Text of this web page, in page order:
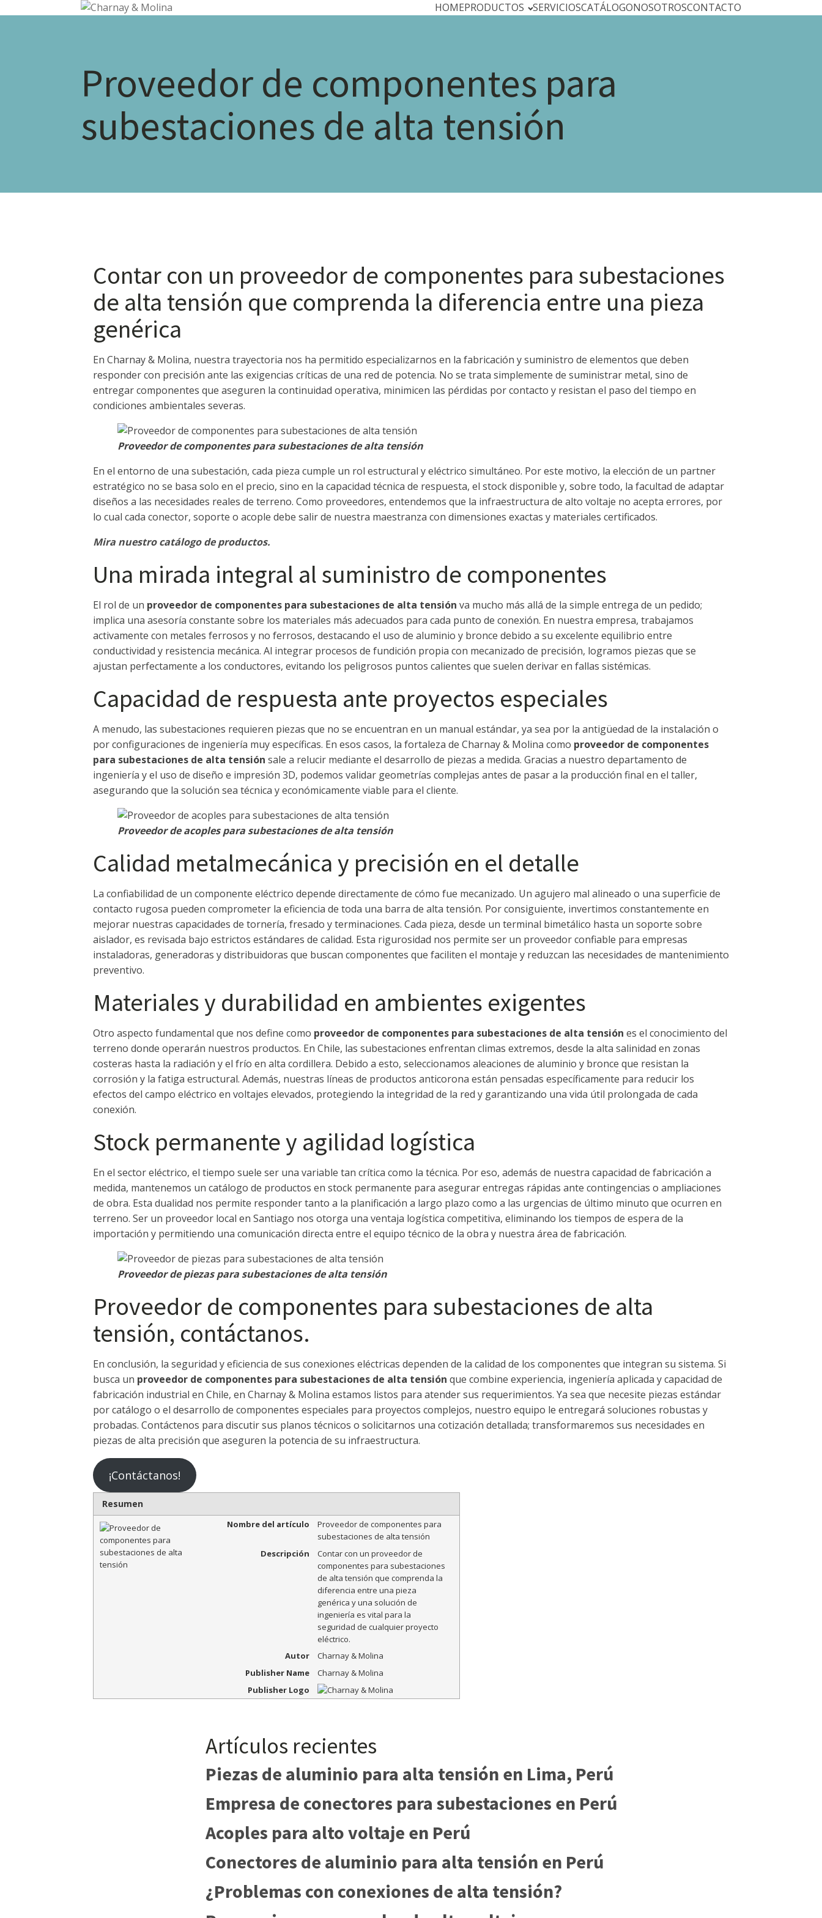
HOMEPRODUCTOS SERVICIOSCATÁLOGONOSOTROSCONTACTO
Proveedor de componentes para
subestaciones de alta tensión
Contar con un proveedor de componentes para subestaciones
de alta tensión que comprenda la diferencia entre una pieza
genérica
En Charnay & Molina, nuestra trayectoria nos ha permitido especializarnos en la fabricación y suministro de elementos que deben
responder con precisión ante las exigencias críticas de una red de potencia. No se trata simplemente de suministrar metal, sino de
entregar componentes que aseguren la continuidad operativa, minimicen las pérdidas por contacto y resistan el paso del tiempo en
condiciones ambientales severas.
Proveedor de componentes para subestaciones de alta tensión
En el entorno de una subestación, cada pieza cumple un rol estructural y eléctrico simultáneo. Por este motivo, la elección de un partner
estratégico no se basa solo en el precio, sino en la capacidad técnica de respuesta, el stock disponible y, sobre todo, la facultad de adaptar
diseños a las necesidades reales de terreno. Como proveedores, entendemos que la infraestructura de alto voltaje no acepta errores, por
lo cual cada conector, soporte o acople debe salir de nuestra maestranza con dimensiones exactas y materiales certificados.
Mira nuestro catálogo de productos.
Una mirada integral al suministro de componentes
El rol de un proveedor de componentes para subestaciones de alta tensión va mucho más allá de la simple entrega de un pedido;
implica una asesoría constante sobre los materiales más adecuados para cada punto de conexión. En nuestra empresa, trabajamos
activamente con metales ferrosos y no ferrosos, destacando el uso de aluminio y bronce debido a su excelente equilibrio entre
conductividad y resistencia mecánica. Al integrar procesos de fundición propia con mecanizado de precisión, logramos piezas que se
ajustan perfectamente a los conductores, evitando los peligrosos puntos calientes que suelen derivar en fallas sistémicas.
Capacidad de respuesta ante proyectos especiales
A menudo, las subestaciones requieren piezas que no se encuentran en un manual estándar, ya sea por la antigüedad de la instalación o
por configuraciones de ingeniería muy específicas. En esos casos, la fortaleza de Charnay & Molina como proveedor de componentes
para subestaciones de alta tensión sale a relucir mediante el desarrollo de piezas a medida. Gracias a nuestro departamento de
ingeniería y el uso de diseño e impresión 3D, podemos validar geometrías complejas antes de pasar a la producción final en el taller,
asegurando que la solución sea técnica y económicamente viable para el cliente.
Proveedor de acoples para subestaciones de alta tensión
Calidad metalmecánica y precisión en el detalle
La confiabilidad de un componente eléctrico depende directamente de cómo fue mecanizado. Un agujero mal alineado o una superficie de
contacto rugosa pueden comprometer la eficiencia de toda una barra de alta tensión. Por consiguiente, invertimos constantemente en
mejorar nuestras capacidades de tornería, fresado y terminaciones. Cada pieza, desde un terminal bimetálico hasta un soporte sobre
aislador, es revisada bajo estrictos estándares de calidad. Esta rigurosidad nos permite ser un proveedor confiable para empresas
instaladoras, generadoras y distribuidoras que buscan componentes que faciliten el montaje y reduzcan las necesidades de mantenimiento
preventivo.
Materiales y durabilidad en ambientes exigentes
Otro aspecto fundamental que nos define como proveedor de componentes para subestaciones de alta tensión es el conocimiento del
terreno donde operarán nuestros productos. En Chile, las subestaciones enfrentan climas extremos, desde la alta salinidad en zonas
costeras hasta la radiación y el frío en alta cordillera. Debido a esto, seleccionamos aleaciones de aluminio y bronce que resistan la
corrosión y la fatiga estructural. Además, nuestras líneas de productos anticorona están pensadas específicamente para reducir los
efectos del campo eléctrico en voltajes elevados, protegiendo la integridad de la red y garantizando una vida útil prolongada de cada
conexión.
Stock permanente y agilidad logística
En el sector eléctrico, el tiempo suele ser una variable tan crítica como la técnica. Por eso, además de nuestra capacidad de fabricación a
medida, mantenemos un catálogo de productos en stock permanente para asegurar entregas rápidas ante contingencias o ampliaciones
de obra. Esta dualidad nos permite responder tanto a la planificación a largo plazo como a las urgencias de último minuto que ocurren en
terreno. Ser un proveedor local en Santiago nos otorga una ventaja logística competitiva, eliminando los tiempos de espera de la
importación y permitiendo una comunicación directa entre el equipo técnico de la obra y nuestra área de fabricación.
Proveedor de piezas para subestaciones de alta tensión
Proveedor de componentes para subestaciones de alta
tensión, contáctanos.
En conclusión, la seguridad y eficiencia de sus conexiones eléctricas dependen de la calidad de los componentes que integran su sistema. Si
busca un proveedor de componentes para subestaciones de alta tensión que combine experiencia, ingeniería aplicada y capacidad de
fabricación industrial en Chile, en Charnay & Molina estamos listos para atender sus requerimientos. Ya sea que necesite piezas estándar
por catálogo o el desarrollo de componentes especiales para proyectos complejos, nuestro equipo le entregará soluciones robustas y
probadas. Contáctenos para discutir sus planos técnicos o solicitarnos una cotización detallada; transformaremos sus necesidades en
piezas de alta precisión que aseguren la potencia de su infraestructura.
¡Contáctanos!
Resumen
Nombre del artículo
Proveedor de componentes para
subestaciones de alta tensión
Descripción
Contar con un proveedor de
componentes para subestaciones
de alta tensión que comprenda la
diferencia entre una pieza
genérica y una solución de
ingeniería es vital para la
seguridad de cualquier proyecto
eléctrico.
Autor
Charnay & Molina
Publisher Name
Charnay & Molina
Publisher Logo
Artículos recientes
Piezas de aluminio para alta tensión en Lima, Perú
Empresa de conectores para subestaciones en Perú
Acoples para alto voltaje en Perú
Conectores de aluminio para alta tensión en Perú
¿Problemas con conexiones de alta tensión?